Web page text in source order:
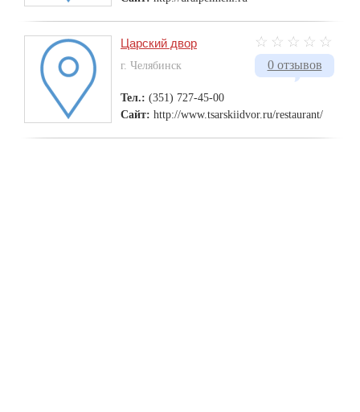
0 отзывов
Царский двор
г. Челябинск
Тел.: (351) 727-45-00
Сайт: http://www.tsarskiidvor.ru/restaurant/